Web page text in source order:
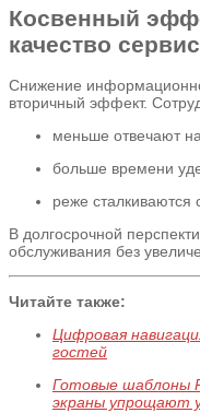
Косвенный
качество
Снижение
вторичный эффект.
меньше отвечают
больше времени
реже сталкиваются
В долгосрочной
обслуживания без
Читайте также:
Цифровая
гостей
Готовые шаблоны
экраны упрощают